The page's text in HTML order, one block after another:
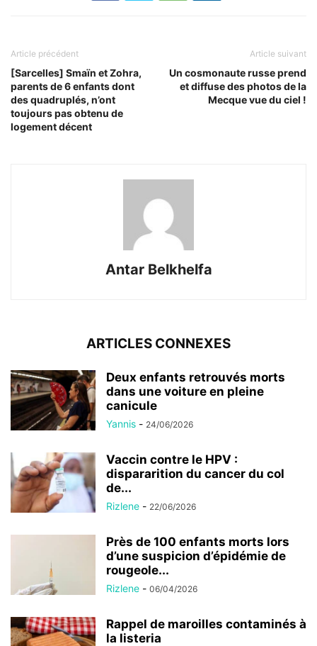
Article précédent
[Sarcelles] Smaïn et Zohra,
parents de 6 enfants dont
des quadruplés, n’ont
toujours pas obtenu de
logement décent
Article suivant
Un cosmonaute russe prend
et diffuse des photos de la
Mecque vue du ciel !
Antar Belkhelfa
ARTICLES CONNEXES
Deux enfants retrouvés morts
dans une voiture en pleine
canicule
Yannis - 24/06/2026
Vaccin contre le HPV :
dispararition du cancer du col
de...
Rizlene - 22/06/2026
Près de 100 enfants morts lors
d’une suspicion d’épidémie de
rougeole...
Rizlene - 06/04/2026
Rappel de maroilles contaminés à
la listeria